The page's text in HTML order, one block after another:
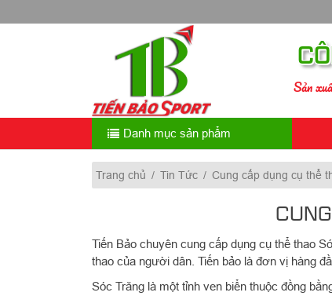
to
Sản
Danh mục sản phẩm
Trang chủ / Tin Tức / Cung cấp dụng cụ thể
Tiến Bảo chuyên cung cấp dụng cụ thể thao
thao của người dân. Tiến bảo là đơn vị hàng
Sóc Trăng là một tỉnh ven biển thuộc đồng